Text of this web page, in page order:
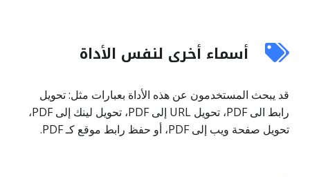
أسماء أخرى لنفس الأداة
قد يبحث المستخدمون عن هذه الأداة بعبارات مثل: تحويل
رابط الى PDF، تحويل URL إلى PDF، تحويل لينك إلى PDF،
تحويل صفحة ويب إلى PDF، أو حفظ رابط موقع كـ PDF.